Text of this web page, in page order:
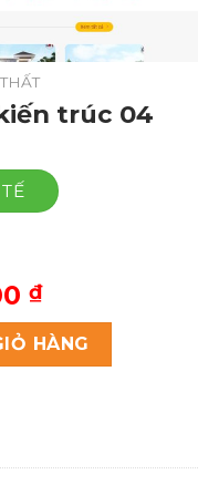
trúc 04
₫.
₫Giá
hiện
tại
là:
số lượng
HÀNG